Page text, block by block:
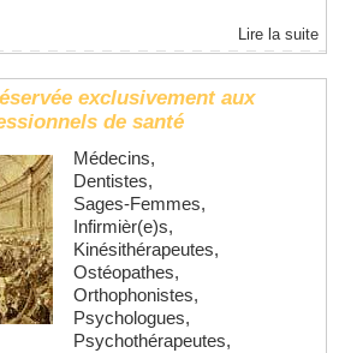
Lire la suite
exclusivement aux
de santé
Médecins,
Dentistes,
Sages-Femmes,
Infirmièr(e)s,
Kinésithérapeutes,
Ostéopathes,
Orthophonistes,
Psychologues,
Psychothérapeutes,